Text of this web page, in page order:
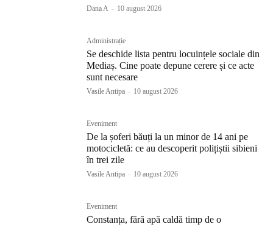
Dana A - 10 august 2026
Administrație
Se deschide lista pentru locuințele sociale din
Mediaș. Cine poate depune cerere și ce acte
sunt necesare
Vasile Antipa - 10 august 2026
Eveniment
De la șoferi băuți la un minor de 14 ani pe
motocicletă: ce au descoperit polițiștii sibieni
în trei zile
Vasile Antipa - 10 august 2026
Eveniment
Constanța, fără apă caldă timp de o